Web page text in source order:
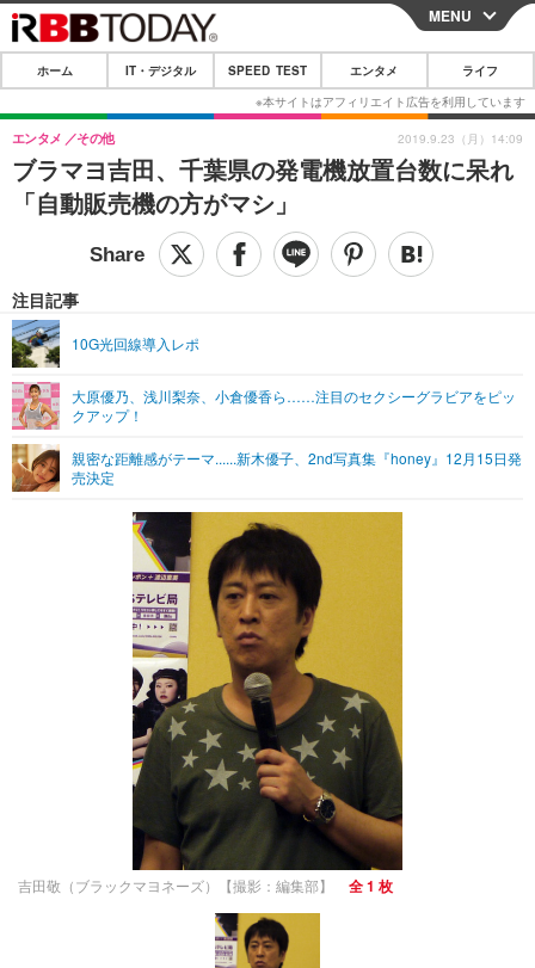
CLOSE
ホーム
IT・デジタル
IT・デジタルTOP スマートフォン
ショッピング その他
SPEED TEST
エンタメTOP 映画・ドラマ
グラビア
ショッピング その他
ライフTOP
その他
リリース一覧
プッシュ通知の停止方法
MENU
ホーム IT・デジタル SPEED TEST エンタメ ライフ
ブラマヨ吉田、千葉県の発電機放置台数に呆れ
「自動販売機の方がマシ」
エンタメ その他
注目記事
10G光回線導入レポ
大原優乃、浅川梨奈、小倉優香ら……注目のセクシーグラビアをピッ
クアップ！
親密な距離感がテーマ......新木優子、2nd写真集『honey』12月15日発
売決定
2019.9.23（月）14:09
吉田敬（ブラックマヨネーズ）【撮影：編集部】 全 1 枚